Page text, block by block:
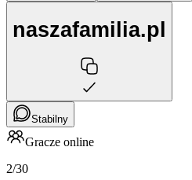
naszafamilia.pl
Stabilny
Gracze online
2/30